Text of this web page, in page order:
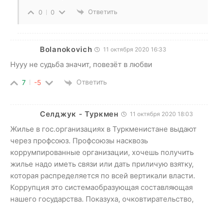
0 0 Ответить
Bolanokovich 11 октября 2020 16:33
Нууу не судьба значит, повезёт в любви
7 -5 Ответить
Селджук - Туркмен 11 октября 2020 18:03
Жилье в гос.организациях в Туркменистане выдают
через профсоюз. Профсоюзы насквозь
коррумпированные организации, хочешь получить
жилье надо иметь связи или дать приличую взятку,
которая распределяется по всей вертикали власти.
Коррупция это системаобразующая составляющая
нашего государства. Показуха, очковтирательство,